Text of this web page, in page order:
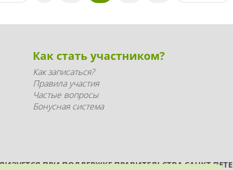
Как стать участником?
Как записаться?
Правила участия
Частые вопросы
Бонусная система
ПРИ ПОДДЕРЖКЕ ПРАВИТЕЛЬСТВА САНКТ-